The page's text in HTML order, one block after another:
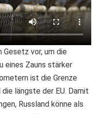
Gesetz vor, um die
eines Zauns stärker
ist die Grenze
die längste der EU. Damit
Russland könne als